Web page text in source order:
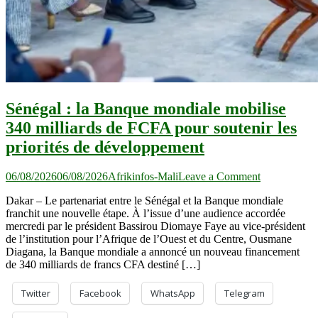
Sénégal : la Banque mondiale mobilise
340 milliards de FCFA pour soutenir les
priorités de développement
06/08/202606/08/2026Afrikinfos-MaliLeave a Commenton
:
la
Banque
mondiale
mobilise
de
FCFA
Dakar – Le partenariat entre le Sénégal et la Banque mondiale
franchit une nouvelle étape. À l’issue d’une audience accordée
mercredi par le président Bassirou Diomaye Faye au vice-président
de l’institution pour l’Afrique de l’Ouest et du Centre, Ousmane
Diagana, la Banque mondiale a annoncé un nouveau financement
de 340 milliards de francs CFA destiné […]
Twitter Facebook WhatsApp Telegram